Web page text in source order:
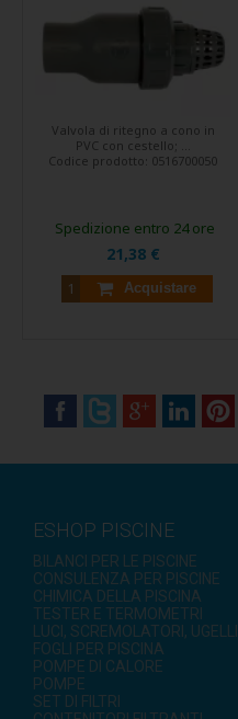
Valvola di ritegno a cono in
PVC con cestello; ...
Codice prodotto: 0516700050
21,38 €
Acquistare
Spedizione entro 24 ore
ESHOP PISCINE
BILANCI PER LE PISCINE
CONSULENZA PER PISCINE
CHIMICA DELLA PISCINA
TESTER E TERMOMETRI
LUCI, SCREMOLATORI, UGELLI
FOGLI PER PISCINA
POMPE DI CALORE
POMPE
SET DI FILTRI